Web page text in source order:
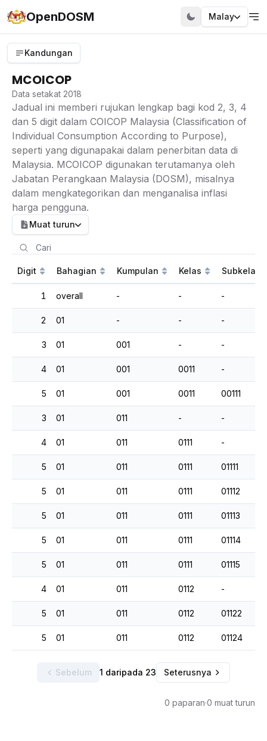
OpenDOSM Malay
Kandungan
MCOICOP
Data setakat 2018
Jadual ini memberi rujukan lengkap bagi kod 2, 3, 4
dan 5 digit dalam COICOP Malaysia (Classification of
Individual Consumption According to Purpose),
seperti yang digunapakai dalam penerbitan data di
Malaysia. MCOICOP digunakan terutamanya oleh
Jabatan Perangkaan Malaysia (DOSM), misalnya
dalam mengkategorikan dan menganalisa inflasi
harga pengguna.
Muat turun
Digit Bahagian Kumpulan Kelas Subkelas
1 overall - - -
2 01 - - -
3 01 001 - -
4 01 001 0011 -
5 01 001 0011 00111
3 01 011 - -
4 01 011 0111 -
5 01 011 0111 01111
5 01 011 0111 01112
5 01 011 0111 01113
5 01 011 0111 01114
5 01 011 0111 01115
4 01 011 0112 -
5 01 011 0112 01122
5 01 011 0112 01124
Sebelum 1 daripada 23 Seterusnya
0 paparan·0 muat turun